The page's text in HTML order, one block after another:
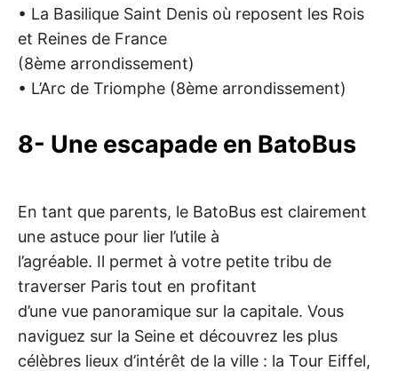
• La Basilique Saint Denis où reposent les Rois
et Reines de France
(8ème arrondissement)
• L’Arc de Triomphe (8ème arrondissement)
8- Une escapade en BatoBus
En tant que parents, le BatoBus est clairement
une astuce pour lier l’utile à
l’agréable. Il permet à votre petite tribu de
traverser Paris tout en profitant
d’une vue panoramique sur la capitale. Vous
naviguez sur la Seine et découvrez les plus
célèbres lieux d’intérêt de la ville : la Tour Eiffel,